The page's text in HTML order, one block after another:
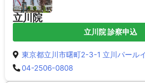
立川院
立川院 診察申込
東京都立川市曙町2-3-1 立川パール
04-2506-0808